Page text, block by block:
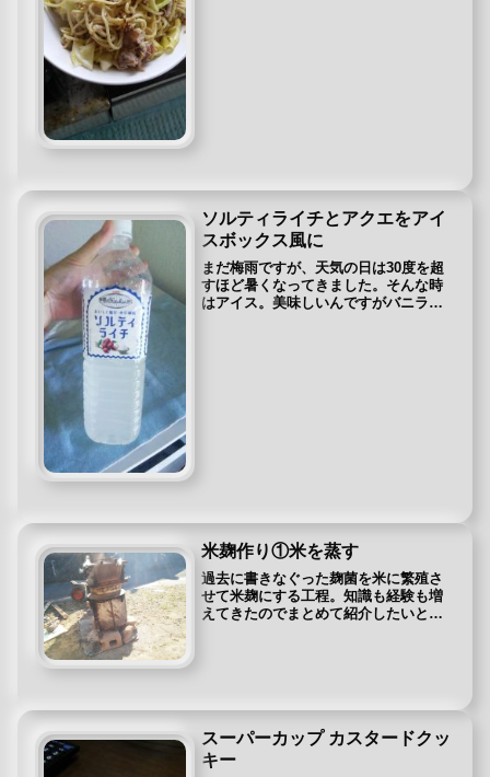
ソルティライチとアクエをアイ
スボックス風に
まだ梅雨ですが、天気の日は30度を超
すほど暑くなってきました。そんな時
はアイス。美味しいんですがバニラア
米麹作り①米を蒸す
過去に書きなぐった麹菌を米に繁殖さ
せて米麹にする工程。知識も経験も増
えてきたのでまとめて紹介したいと思
スーパーカップ カスタードクッ
キー